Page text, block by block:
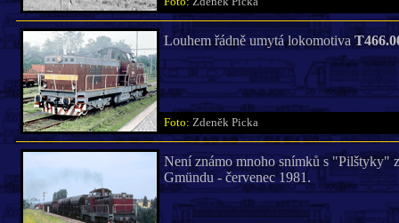
Louhem řádně umytá lokomotiva
Foto: Zdeněk Picka
Není známo mnoho snímků s "Pilštyky"
Gmündu - červenec 1981.